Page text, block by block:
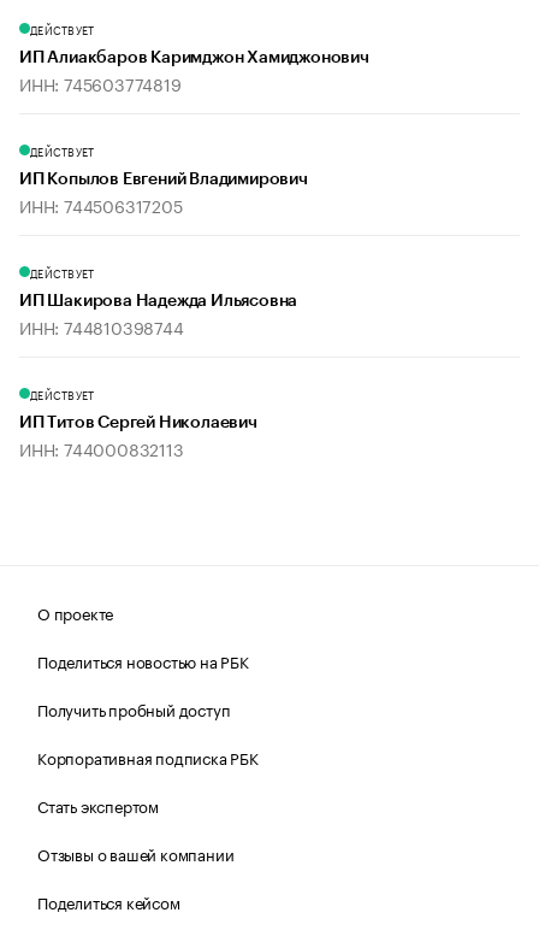
ДЕЙСТВУЕТ
ИП Алиакбаров Каримджон Хамиджонович
ИНН: 745603774819
ДЕЙСТВУЕТ
ИП Копылов Евгений Владимирович
ИНН: 744506317205
ДЕЙСТВУЕТ
ИП Шакирова Надежда Ильясовна
ИНН: 744810398744
ДЕЙСТВУЕТ
ИП Титов Сергей Николаевич
ИНН: 744000832113
О проекте
Поделиться новостью на РБК
Получить пробный доступ
Корпоративная подписка РБК
Стать экспертом
Отзывы о вашей компании
Поделиться кейсом